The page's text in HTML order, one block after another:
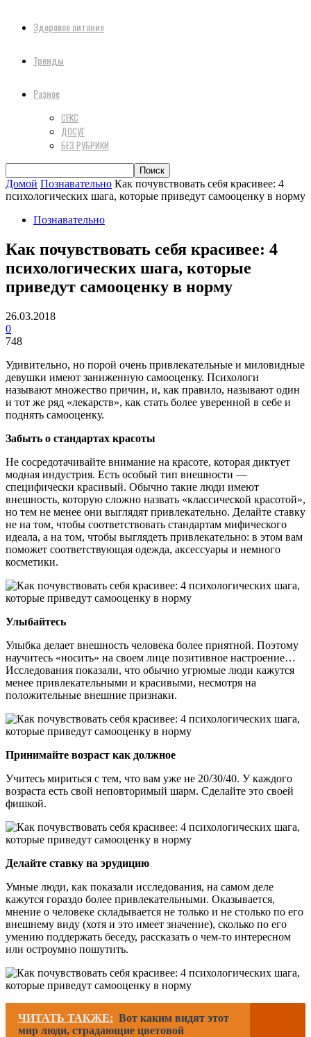
Здоровое питание
Тренды
Разное
СЕКС
ДОСУГ
БЕЗ РУБРИКИ
Домой Познавательно Как почувствовать себя красивее: 4
психологических шага, которые приведут самооценку в норму
Познавательно
Как почувствовать себя красивее: 4
психологических шага, которые
приведут самооценку в норму
26.03.2018
0
748
Удивительно, но порой очень привлекательные и миловидные
девушки имеют заниженную самооценку. Психологи
называют множество причин, и, как правило, называют один
и тот же ряд «лекарств», как стать более уверенной в себе и
поднять самооценку.
Забыть о стандартах красоты
Не сосредотачивайте внимание на красоте, которая диктует
модная индустрия. Есть особый тип внешности —
специфически красивый. Обычно такие люди имеют
внешность, которую сложно назвать «классической красотой»,
но тем не менее они выглядят привлекательно. Делайте ставку
не на том, чтобы соответствовать стандартам мифического
идеала, а на том, чтобы выглядеть привлекательно: в этом вам
поможет соответствующая одежда, аксессуары и немного
косметики.
Улыбайтесь
Улыбка делает внешность человека более приятной. Поэтому
научитесь «носить» на своем лице позитивное настроение…
Исследования показали, что обычно угрюмые люди кажутся
менее привлекательными и красивыми, несмотря на
положительные внешние признаки.
Принимайте возраст как должное
Учитесь мириться с тем, что вам уже не 20/30/40. У каждого
возраста есть свой неповторимый шарм. Сделайте это своей
фишкой.
Делайте ставку на эрудицию
Умные люди, как показали исследования, на самом деле
кажутся гораздо более привлекательными. Оказывается,
мнение о человеке складывается не только и не столько по его
внешнему виду (хотя и это имеет значение), сколько по его
умению поддержать беседу, рассказать о чем-то интересном
или остроумно пошутить.
ЧИТАТЬ ТАКЖЕ: Вот каким видят этот
мир люди, страдающие цветовой